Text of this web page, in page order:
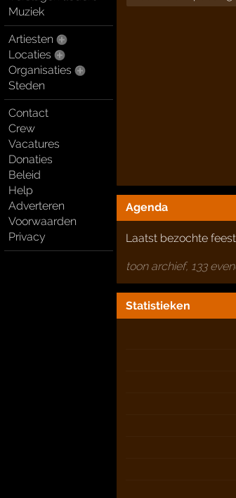
Muziek
Artiesten
Locaties
Organisaties
Steden
Contact
Crew
Vacatures
Donaties
Beleid
Help
Adverteren
Voorwaarden
Privacy
Agenda
Laatst bezochte
toon archief, 133
Statistieken